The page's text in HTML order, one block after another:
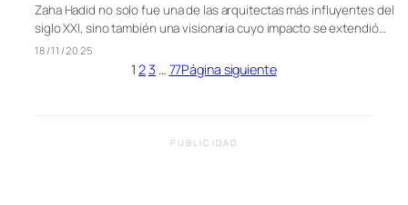
Zaha Hadid no solo fue una de las arquitectas más influyentes del
siglo XXI, sino también una visionaria cuyo impacto se extendió…
18/11/2025
1 23 77Página siguiente
PUBLICIDAD